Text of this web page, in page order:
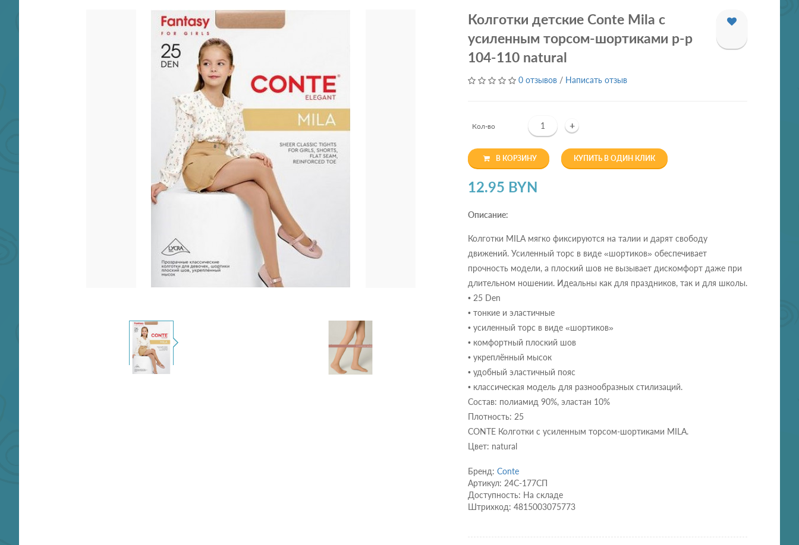
Колготки детские Conte Mila с
усиленным торсом-шортиками р-р
104-110 natural
0 отзывов / Написать отзыв
Кол-во +
В КОРЗИНУ КУПИТЬ В ОДИН КЛИК
12.95 BYN
Описание:
Колготки MILA мягко фиксируются на талии и дарят свободу
движений. Усиленный торс в виде «шортиков» обеспечивает
прочность модели, а плоский шов не вызывает дискомфорт даже при
длительном ношении. Идеальны как для праздников, так и для школы.
• 25 Den
• тонкие и эластичные
• усиленный торс в виде «шортиков»
• комфортный плоский шов
• укреплённый мысок
• удобный эластичный пояс
• классическая модель для разнообразных стилизаций.
Состав: полиамид 90%, эластан 10%
Плотность: 25
CONTE Колготки с усиленным торсом-шортиками MILA.
Цвет: natural
Бренд: Conte
Артикул: 24С-177СП
Доступность: На складе
Штрихкод: 4815003075773